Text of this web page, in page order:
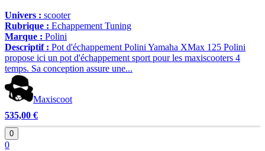
Univers : scooter
Rubrique : Echappement Tuning
Marque : Polini
Descriptif : Pot d'échappement Polini Yamaha XMax 125 Polini
propose ici un pot d'échappement sport pour les maxiscooters 4
temps. Sa conception assure une...
Maxiscoot
535,00 €
0
0